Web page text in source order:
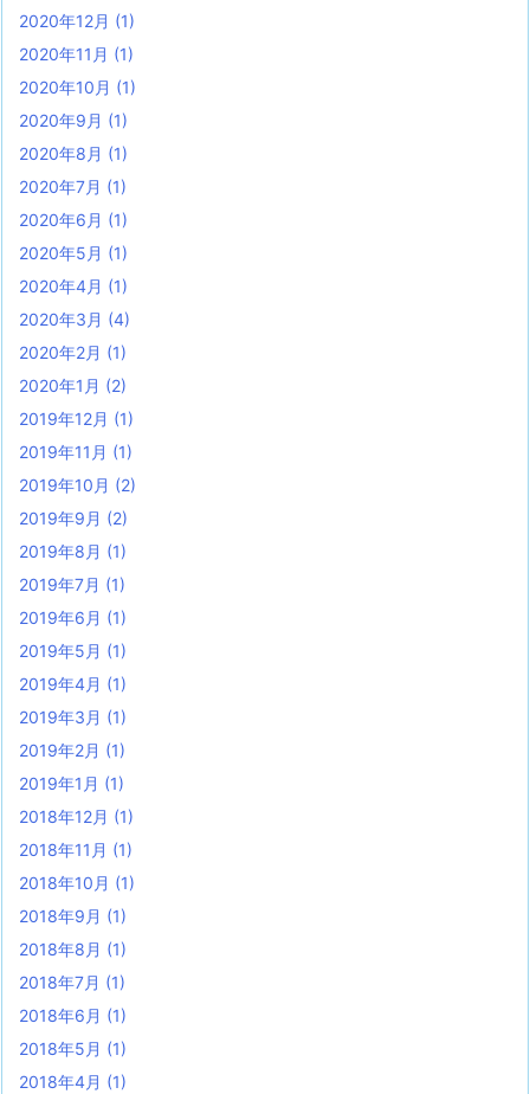
2020年12月 (1)
2020年11月 (1)
2020年10月 (1)
2020年9月 (1)
2020年8月 (1)
2020年7月 (1)
2020年6月 (1)
2020年5月 (1)
2020年4月 (1)
2020年3月 (4)
2020年2月 (1)
2020年1月 (2)
2019年12月 (1)
2019年11月 (1)
2019年10月 (2)
2019年9月 (2)
2019年8月 (1)
2019年7月 (1)
2019年6月 (1)
2019年5月 (1)
2019年4月 (1)
2019年3月 (1)
2019年2月 (1)
2019年1月 (1)
2018年12月 (1)
2018年11月 (1)
2018年10月 (1)
2018年9月 (1)
2018年8月 (1)
2018年7月 (1)
2018年6月 (1)
2018年5月 (1)
2018年4月 (1)